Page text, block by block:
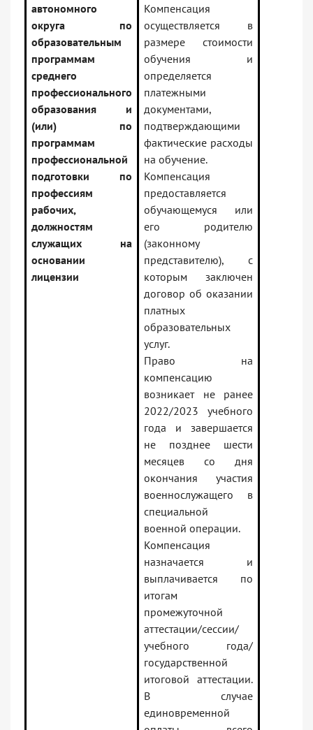
автономного
округа по
образовательным
программам
среднего
профессионального
образования и
(или) по
программам
профессиональной
подготовки по
профессиям
рабочих,
должностям
служащих на
основании
лицензии
Компенсация
осуществляется в
размере стоимости
обучения и
определяется
платежными
документами,
подтверждающими
фактические расходы
на обучение.
Компенсация
предоставляется
обучающемуся или
его родителю
(законному
представителю), с
которым заключен
договор об оказании
платных
образовательных
услуг.
Право на
компенсацию
возникает не ранее
2022/2023 учебного
года и завершается
не позднее шести
месяцев со дня
окончания участия
военнослужащего в
специальной
военной операции.
Компенсация
назначается и
выплачивается по
итогам
промежуточной
аттестации/сессии/
учебного года/
государственной
итоговой аттестации.
В случае
единовременной